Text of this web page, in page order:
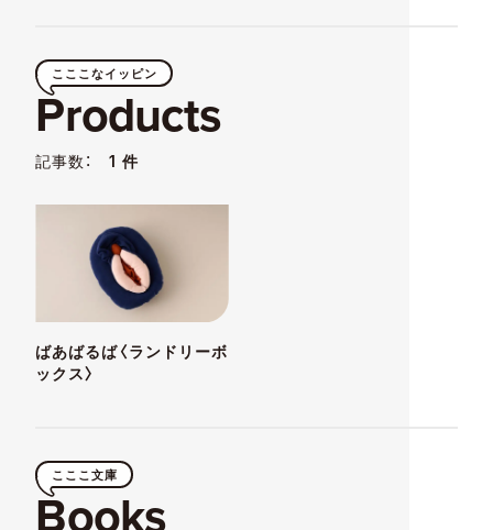
こここなイッピン
Products
記事数：1 件
ばあばるば〈ランドリーボ
ックス〉
こここ文庫
Books